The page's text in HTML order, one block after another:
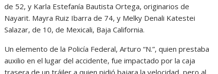
de 52, y Karla Estefanía Bautista Ortega, originarios de
Nayarit. Mayra Ruiz Ibarra de 74, y Melky Denali Katestei
Salazar, de 10, de Mexicali, Baja California.
Un elemento de la Policía Federal, Arturo “N.”, quien prestaba
auxilio en el lugar del accidente, fue impactado por la caja
trasera de un tráiler a quien pidió bajara la velocidad, pero al